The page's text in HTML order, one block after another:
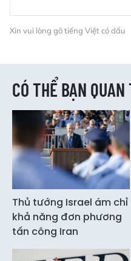
Xin vui lòng gõ tiếng Việt có dấu
CÓ THỂ BẠN QUAN
Thủ tướng Israel ám chỉ
khả năng đơn phương
tấn công Iran